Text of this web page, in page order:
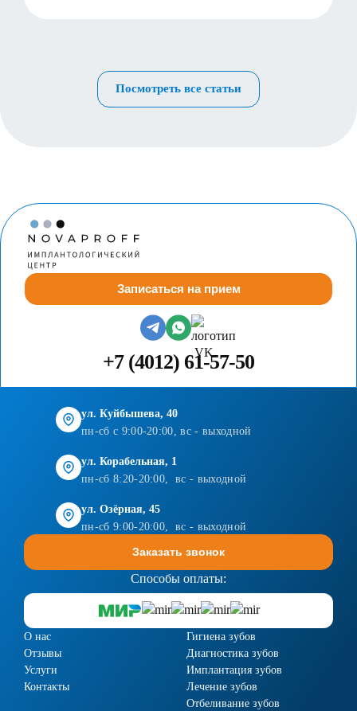
Посмотреть все статьи
Записаться на прием
+7 (4012) 61-57-50
ул. Куйбышева, 40
пн-сб с 9:00-20:00, вс - выходной
ул. Корабельная, 1
пн-сб 8:20-20:00, вс - выходной
ул. Озёрная, 45
пн-сб 9:00-20:00, вс - выходной
Заказать звонок
Способы оплаты:
О нас
Отзывы
Услуги
Контакты
Гигиена зубов
Диагностика зубов
Имплантация зубов
Лечение зубов
Отбеливание зубов